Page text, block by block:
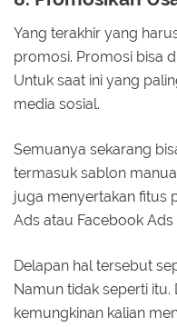
Yang terakhir yang
promosi. Promosi bisa
Untuk saat ini yang
media sosial.
Semuanya sekarang
termasuk sablon
juga menyertakan fitus
Ads atau Facebook
Delapan hal tersebut
Namun tidak seperti itu.
kemungkinan kalian